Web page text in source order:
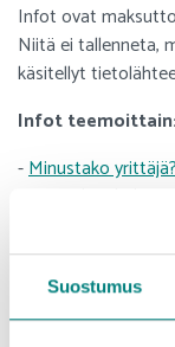
Suostumus
Infot ovat
Niitä ei tallenneta,
käsitellyt
Infot teemoittain:
-Minustako
webinaareina ja
Mistä idea
- Liikeidea 1/2: